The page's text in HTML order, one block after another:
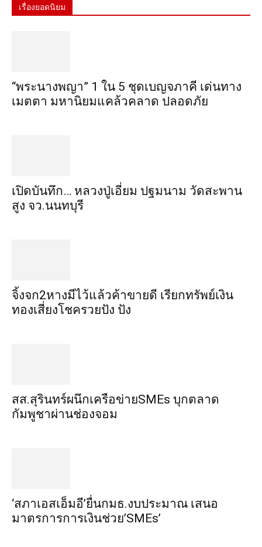
เรื่องยอดนิยม
“พระ​นาง​พญา” 1 ใน 5​ ชุดเบญจ​ภาคี​ เด่นทาง
เมตตา​ มหา​นิยม​แคล้วคลาด​ ปลอดภัย​
เปิดบันทึก… หลวงปู่เอี่ยม ​ปฐม​นาม​ วัดสะพาน
สูง​ จว.นนทบุรี
จิ้งจก​2​หาง​มีไว้แล้ว​ค้าขาย​ดี​ เรียก​ทรัพย์เงิน
ทอง​เสี่ยงโชค​รวยปัง​ ปัง​
สส.สุรินทร์ผนึกเครือข่ายSMEs บุกตลาด
กัมพูชาผ่านช่องจอม
‘สภาเอสเอ็มอี’ยื่นกมธ.งบประมาณ เสนอ
มาตรการการเงินช่วย’SMEs’